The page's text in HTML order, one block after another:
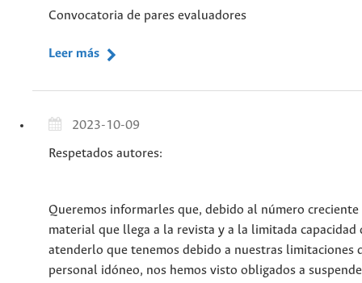
Convocatoria de pares evaluadores
Leer más
2023-10-09
Respetados autores:
Queremos informarles que, debido al número creciente
material que llega a la revista y a la limitada capacidad
atenderlo que tenemos debido a nuestras limitaciones
personal idóneo, nos hemos visto obligados a